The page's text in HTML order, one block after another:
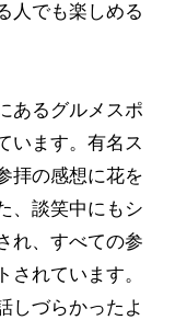
人でも楽しめる
あるグルメスポ
います。有名ス
拝の感想に花を
、談笑中にもシ
れ、すべての参
されています。
しづらかったよ